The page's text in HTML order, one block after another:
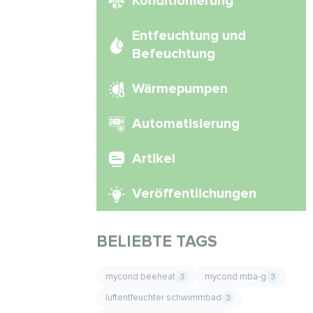
Entfeuchtung und
Befeuchtung
Wärmepumpen
Automatisierung
Artikel
Veröffentlichungen
BELIEBTE TAGS
mycond beeheat 3 mycond mba-g 3
luftentfeuchter schwimmbad 3